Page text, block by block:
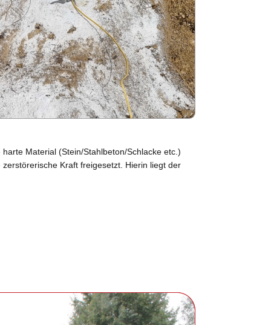
Material (Stein/Stahlbeton/Schlacke etc.)
Kraft freigesetzt. Hierin liegt der